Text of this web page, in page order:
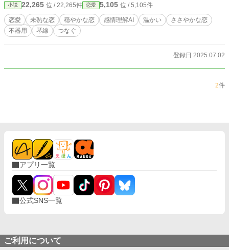
小説 22,265 位 / 22,265件 恋愛 5,105 位 / 5,105件
恋愛 未熟な恋 穏やかな恋 感情理解AI 温かい
ささやかな恋
不器用
琴線 つなぐ
登録日 2025.07.02
2件
アプリ一覧
公式SNS一覧
ご利用について